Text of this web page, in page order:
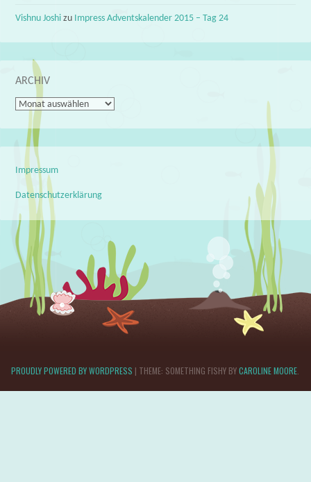
Vishnu Joshi zu Impress Adventskalender 2015 – Tag 24
ARCHIV
Archiv
Impressum
Datenschutzerklärung
PROUDLY POWERED BY WORDPRESS | THEME: SOMETHING FISHY BYCAROLINE MOORE.